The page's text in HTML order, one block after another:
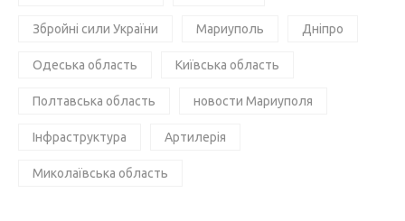
Збройні сили України Мариуполь Дніпро
Одеська область Київська область
Полтавська область новости Мариуполя
Інфраструктура Артилерія
Миколаївська область